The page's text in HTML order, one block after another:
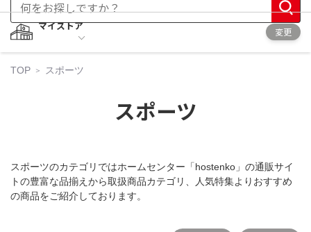
マイストア
変更
TOP スポーツ
スポーツ
スポーツのカテゴリではホームセンター「hostenko」の通販サイ
トの豊富な品揃えから取扱商品カテゴリ、人気特集よりおすすめ
の商品をご紹介しております。